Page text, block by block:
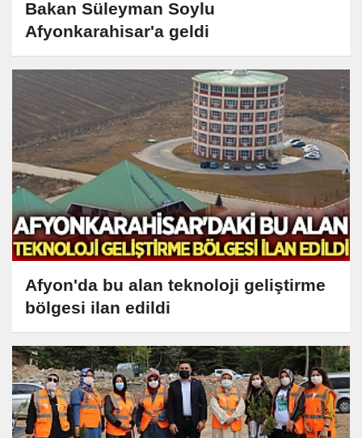
Bakan Süleyman Soylu
Afyonkarahisar'a geldi
Afyon'da bu alan teknoloji geliştirme
bölgesi ilan edildi